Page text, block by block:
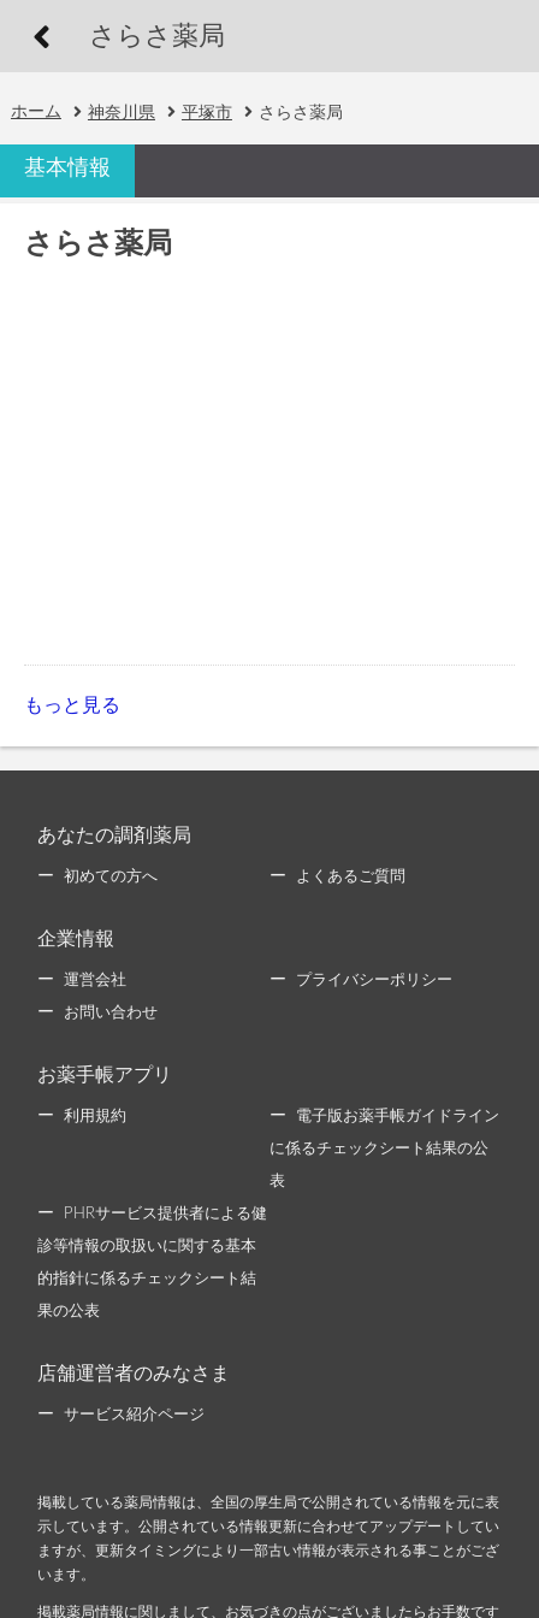
さらさ薬局
ホーム 神奈川県 平塚市 さらさ薬局
基本情報
さらさ薬局
もっと見る
あなたの調剤薬局
初めての方へ よくあるご質問
企業情報
運営会社 プライバシーポリシー
お問い合わせ
お薬手帳アプリ
利用規約 電子版お薬手帳ガイドライン
に係るチェックシート結果の公
表
PHRサービス提供者による健
診等情報の取扱いに関する基本
的指針に係るチェックシート結
果の公表
店舗運営者のみなさま
サービス紹介ページ
掲載している薬局情報は、全国の厚生局で公開されている情報を元に表
示しています。公開されている情報更新に合わせてアップデートしてい
ますが、更新タイミングにより一部古い情報が表示される事ことがござ
います。
掲載薬局情報に関しまして、お気づきの点がございましたらお手数です